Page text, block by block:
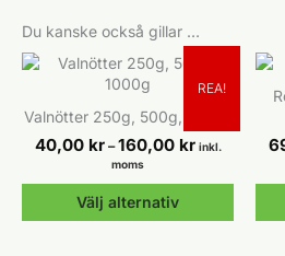
Du kanske också gillar …
REA!
Valnötter 250g, 500g, 1000g
40,00 kr – 160,00 krPrisintervall:
inkl.
moms
Välj alternativ